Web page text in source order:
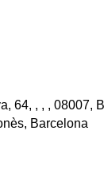
64, , , , 08007,
Barcelona